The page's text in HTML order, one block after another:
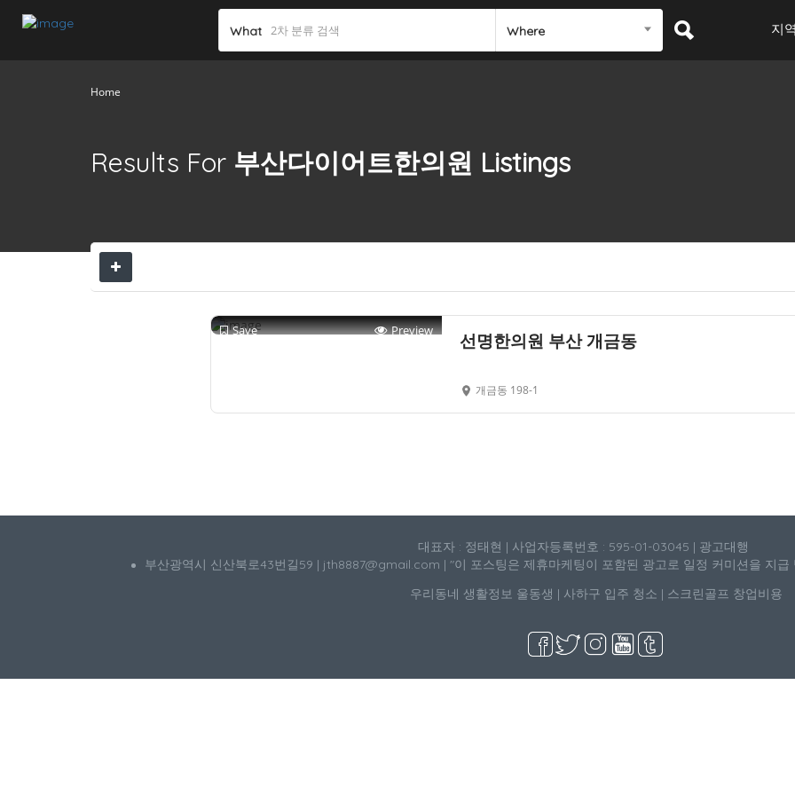
What Where 지
Home
Results For 부산다이어트한의원 Listings
Save Preview 선명한의원 부산 개금동
개금동 198-1
대표자 : 정태현 | 사업자등록번호 : 595-01-03045 | 광고대행
부산광역시 신산북로43번길59 | jth8887@gmail.com | "이 포스팅은 제휴마케팅이 포함된 광고로 일정 커미션을 지급
우리동네 생활정보 울동생 | 사하구 입주 청소 | 스크린골프 창업비용